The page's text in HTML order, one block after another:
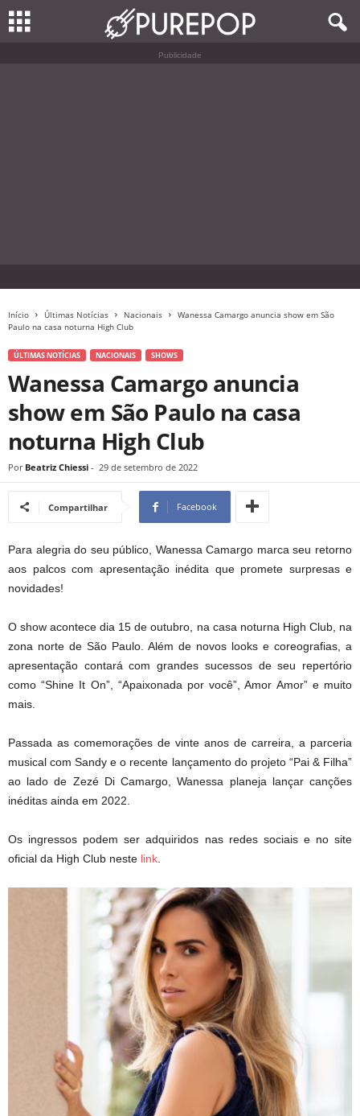
Publicidade
Início Últimas Notícias Nacionais
Wanessa Camargo anuncia show em São
Paulo na casa noturna High Club
ÚLTIMAS NOTÍCIAS NACIONAIS SHOWS
Wanessa Camargo anuncia
show em São Paulo na casa
noturna High Club
Por Beatriz Chiessi - 29 de setembro de 2022
Compartilhar Facebook
Para alegria do seu público, Wanessa Camargo marca seu retorno
aos palcos com apresentação inédita que promete surpresas e
novidades!
O show acontece dia 15 de outubro, na casa noturna High Club, na
zona norte de São Paulo. Além de novos looks e coreografias, a
apresentação contará com grandes sucessos de seu repertório
como “Shine It On”, “Apaixonada por você”, Amor Amor” e muito
mais.
Passada as comemorações de vinte anos de carreira, a parceria
musical com Sandy e o recente lançamento do projeto “Pai & Filha”
ao lado de Zezé Di Camargo, Wanessa planeja lançar canções
inéditas ainda em 2022.
Os ingressos podem ser adquiridos nas redes sociais e no site
oficial da High Club neste link